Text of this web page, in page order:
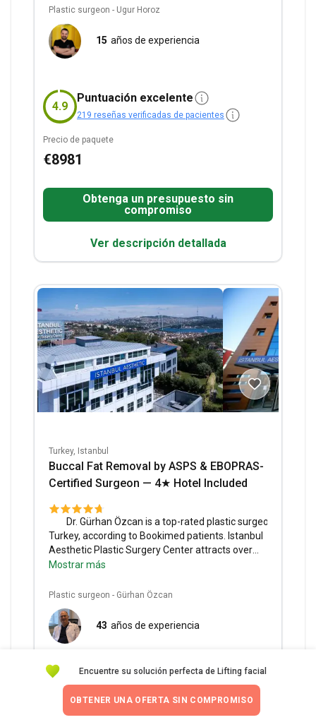
Plastic surgeon - Ugur Horoz
15 años de experiencia
Breakfast only, post-operative care, post-op
medications, medications, blood tests,
consultation with a doctor, consultation with a
plastic surgeon, general anesthesia,
transfer (premium vehicle service, all transfers
between airport, hotel and clinic).
Stay Info:
hospital stay, 6-day hotel stay included in the
price.
4.9
Puntuación excelente
219 reseñas verificadas de pacientes
Precio de paquete
€8981
Obtenga un presupuesto sin
compromiso
Ver descripción detallada
Turkey, Istanbul
Buccal Fat Removal by ASPS & EBOPRAS-
Certified Surgeon — 4★ Hotel Included
Plastic surgeon - Gürhan Özcan
43 años de experiencia
Dr. Gürhan Özcan is a top-rated plastic surgeon in
Turkey, according to Bookimed patients.
Istanbul
Aesthetic Plastic Surgery Center attracts over
4,000 patients annually for plastic procedures.
preoperative tests, local anesthesia, consultation
with a doctor, 4* hotel, transfer airport-clinic-
airport, 5* hotel.
Stay Info:
1 day stay in the
patient room, 3 days stay in the hotel, included in
Mostrar más
4.7
Puntuación excelente
517 reseñas verificadas de pacientes
Encuentre su solución perfecta de Lifting facial
OBTENER UNA OFERTA SIN COMPROMISO